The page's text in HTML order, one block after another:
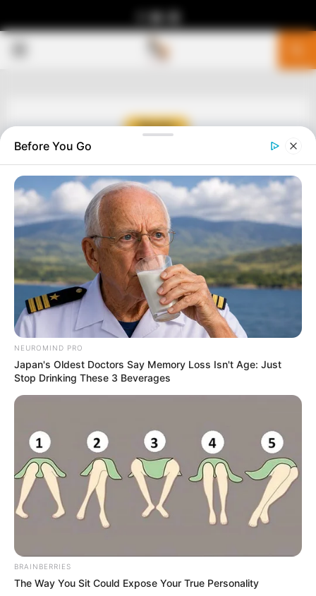
Αγαπητοί αναγνώστες. Ζητάμε ταπεινά την υποστήριξη σας.
Η γενναιοδωρία σας διασφαλίζει ότι μπορούμε να
διατηρήσουμε το φως στις αλήθειες που έχουν σημασία.
Βασιζόμαστε σε εσάς. Υποστήριξέ μας σήμερα και βοήθησέ
μας να συνεχίσουμε! Κάντε μια δωρεά πατώντας το κουμπί
“DONATE” παραπάνω.. Εναλλακτικά υπάρχει λογαριασμός
στην Εθνική με IBAN GR9501104880000048834149733
ΣΗΜΑΝΤΙΚΕΣ ΕΙΔΗΣΕΙΣ
ΘΑ ΕΙΝΑΙ ΒΙΒΛΙΚΟ ΕΙΠΕ Η ΠΑΟΥΕΛ
ΑπόΝΙΚΟΛΑΟΣ ΑΝΑΞΙΜΑΝΔΡΟΣ
Τετάρτη, 25 Νοεμβρίου 2020, 10:35
0
Before You Go
NEUROMIND PRO
Japan's Oldest Doctors Say Memory Loss Isn't Age: Just
Stop Drinking These 3 Beverages
BRAINBERRIES
The Way You Sit Could Expose Your True Personality